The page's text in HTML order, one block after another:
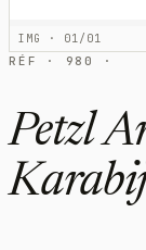
IMG · 01/01
RÉF · 980 ·
Petzl